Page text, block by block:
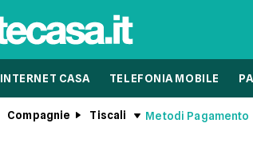
INTERNET CASA TELEFONIA MOBILE
Compagnie Tiscali Metodi Pagamento